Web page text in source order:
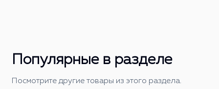
Популярные в разделе
Посмотрите другие товары из этого раздела.